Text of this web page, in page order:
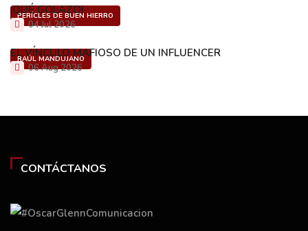
PERÍCLES DE BUEN HIERRO
¡QUÉ GOLAZO!
04 Jul 2026
RAÚL MANDUJANO
EL VÍNCULO MAFIOSO DE UN INFLUENCER
06 Aug 2026
CONTÁCTANOS